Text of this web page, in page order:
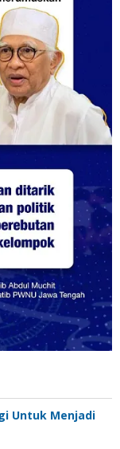
Untuk Menjadi